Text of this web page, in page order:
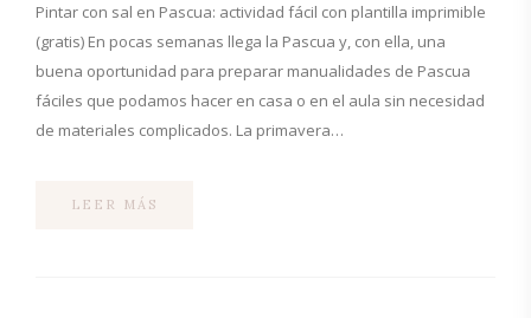
Pintar con sal en Pascua: actividad fácil con plantilla imprimible
(gratis) En pocas semanas llega la Pascua y, con ella, una
buena oportunidad para preparar manualidades de Pascua
fáciles que podamos hacer en casa o en el aula sin necesidad
de materiales complicados. La primavera…
LEER MÁS